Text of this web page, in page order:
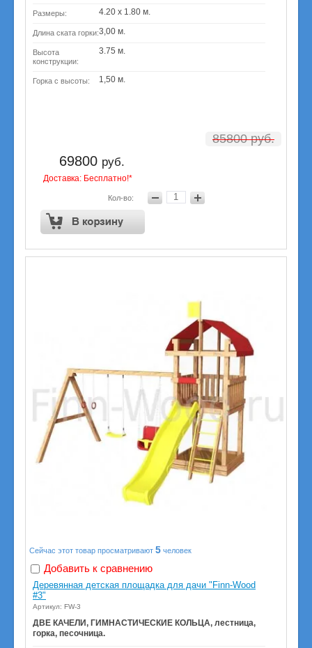
Размеры: 4.20 х 1.80 м.
Длина ската горки:3,00 м.
Высота
конструкции:
3.75 м.
Горка с высоты: 1,50 м.
85800руб.
69800 руб.
Доставка: Бесплатно!*
Кол-во:
Сейчас этот товар просматривают 5 человек
Добавить к сравнению
Деревянная детская площадка для дачи "Finn-Wood
#3"
Артикул: FW-3
ДВЕ КАЧЕЛИ, ГИМНАСТИЧЕСКИЕ КОЛЬЦА, лестница,
горка, песочница.